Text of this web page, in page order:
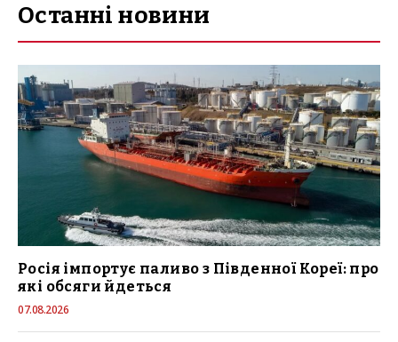
Останні новини
Росія імпортує паливо з Південної Кореї: про
які обсяги йдеться
07.08.2026